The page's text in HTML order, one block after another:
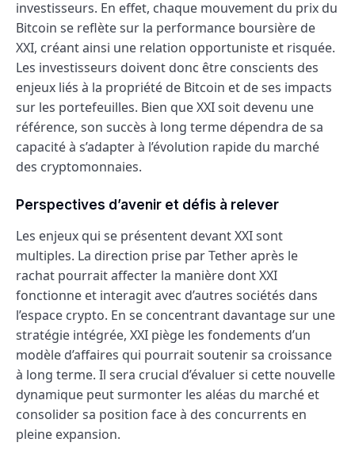
investisseurs. En effet, chaque mouvement du prix du
Bitcoin se reflète sur la performance boursière de
XXI, créant ainsi une relation opportuniste et risquée.
Les investisseurs doivent donc être conscients des
enjeux liés à la propriété de Bitcoin et de ses impacts
sur les portefeuilles. Bien que XXI soit devenu une
référence, son succès à long terme dépendra de sa
capacité à s’adapter à l’évolution rapide du marché
des cryptomonnaies.
Perspectives d’avenir et défis à relever
Les enjeux qui se présentent devant XXI sont
multiples. La direction prise par Tether après le
rachat pourrait affecter la manière dont XXI
fonctionne et interagit avec d’autres sociétés dans
l’espace crypto. En se concentrant davantage sur une
stratégie intégrée, XXI piège les fondements d’un
modèle d’affaires qui pourrait soutenir sa croissance
à long terme. Il sera crucial d’évaluer si cette nouvelle
dynamique peut surmonter les aléas du marché et
consolider sa position face à des concurrents en
pleine expansion.